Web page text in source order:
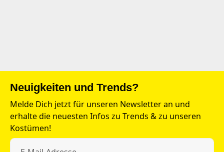
Neuigkeiten und Trends?
Melde Dich jetzt für unseren Newsletter an und
erhalte die neuesten Infos zu Trends & zu unseren
Kostümen!